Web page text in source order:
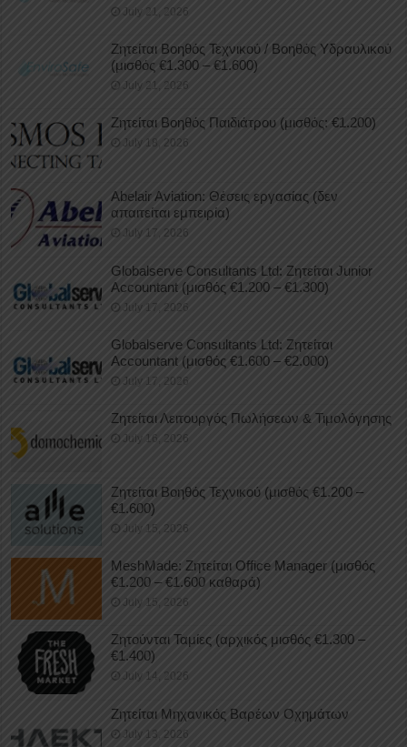
July 21, 2026
Ζητείται Βοηθός Τεχνικού / Βοηθός Υδραυλικού
(μισθός €1.300 – €1.600)
July 21, 2026
Ζητείται Βοηθός Παιδιάτρου (μισθός: €1.200)
July 18, 2026
Abelair Aviation: Θέσεις εργασίας (δεν
απαιτείται εμπειρία)
July 17, 2026
Globalserve Consultants Ltd: Ζητείται Junior
Accountant (μισθός €1.200 – €1.300)
July 17, 2026
Globalserve Consultants Ltd: Ζητείται
Accountant (μισθός €1.600 – €2.000)
July 17, 2026
Ζητείται Λειτουργός Πωλήσεων & Τιμολόγησης
July 16, 2026
Ζητείται Βοηθός Τεχνικού (μισθός €1.200 –
€1.600)
July 15, 2026
MeshMade: Ζητείται Office Manager (μισθός
€1.200 – €1.600 καθαρά)
July 15, 2026
Ζητούνται Ταμίες (αρχικός μισθός €1.300 –
€1.400)
July 14, 2026
Ζητείται Μηχανικός Βαρέων Οχημάτων
July 13, 2026